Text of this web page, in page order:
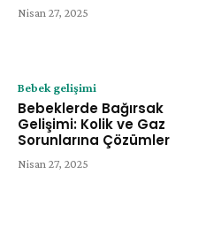
Nisan 27, 2025
Bebek gelişimi
Bebeklerde Bağırsak
Gelişimi: Kolik ve Gaz
Sorunlarına Çözümler
Nisan 27, 2025